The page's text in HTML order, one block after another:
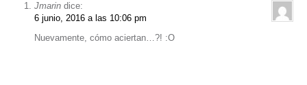
Jmarin dice:
6 junio, 2016 a las 10:06 pm
Nuevamente, cómo aciertan…?! :O